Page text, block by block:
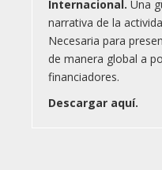
Internacional. Una
narrativa de la
Necesaria para
de manera global a
financiadores.
Descargar aquí.